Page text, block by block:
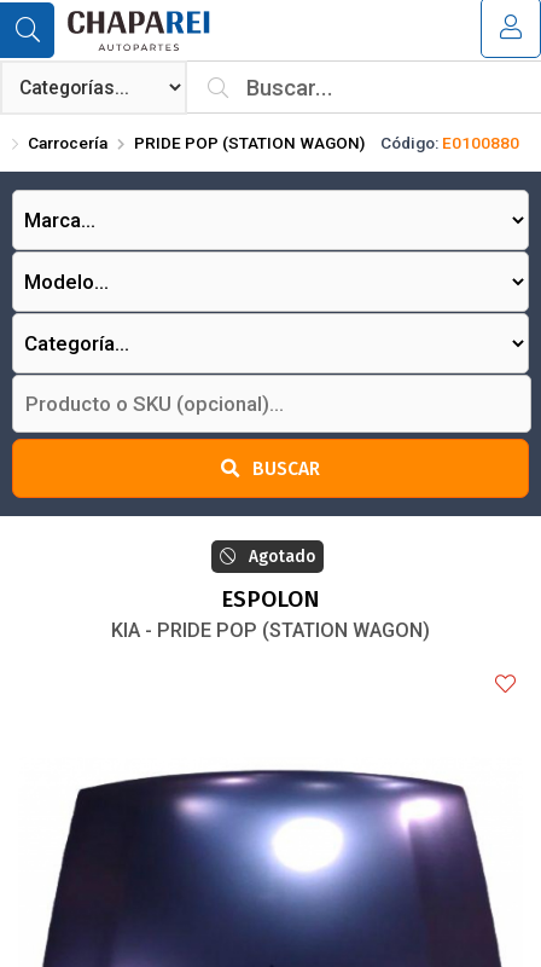
Compartir por email
¿Tienes cupón de descuento?
Carrocería PRIDE POP (STATION WAGON) Código: E0100880
BUSCAR
Agotado
ESPOLON
KIA - PRIDE POP (STATION WAGON)